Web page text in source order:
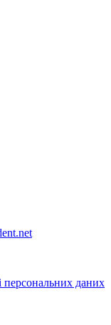
персональних даних